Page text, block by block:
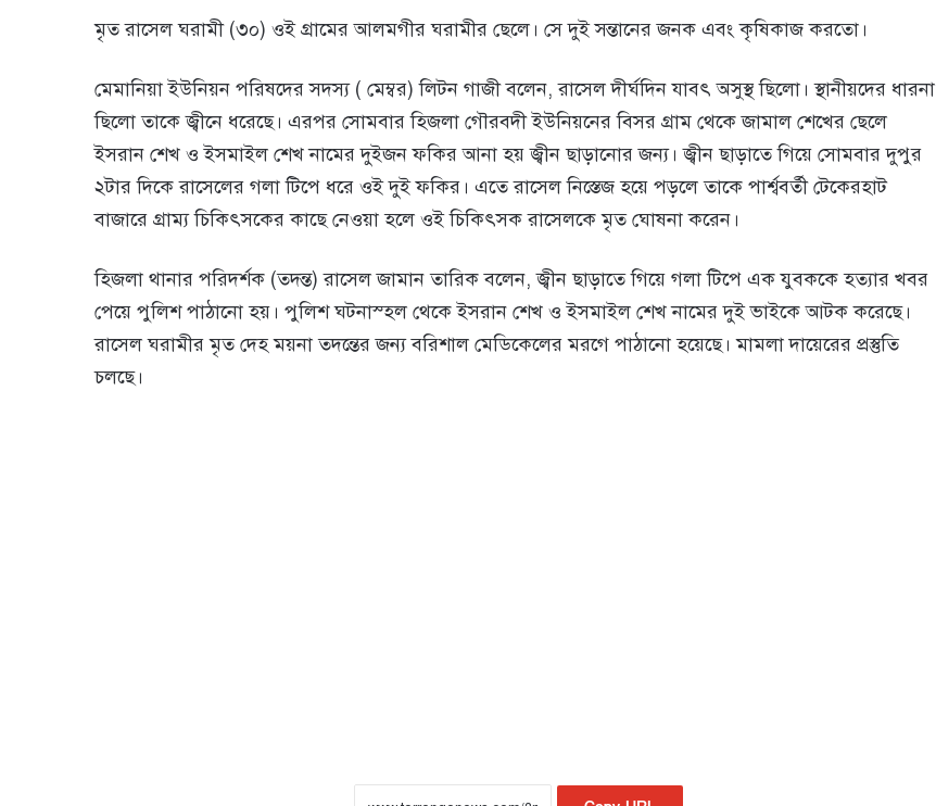
মৃত রা‌সেল ঘরামী (৩০) ওই গ্রামের আলমগীর ঘরামীর ছে‌লে। সে দুই সন্তা‌নের জনক এবং কৃ‌ষিকাজ কর‌তো।
মেমা‌নিয়া ইউ‌নিয়‌ন প‌রিষ‌দের সদস‌্য ( মেম্বর) লিটন গাজী ব‌লেন, রা‌সেল দীর্ঘদিন যাবৎ অসুস্থ ছি‌লো। স্থানীয়‌দের ধারনা
ছি‌লো তাকে জ্বী‌নে ধ‌রে‌ছে। এরপর সোমবার হিজলা গৌরবদী ইউ‌নিয়‌নের বিসর গ্রাম থে‌কে জামাল শে‌খের ছে‌লে
ইসরান শেখ ও ইসমাইল শেখ‌ না‌মের দুইজন ফ‌কির আনা হয় জ্বীন ছাড়া‌নোর জন‌্য। জ্বীন ছাড়া‌তে গি‌য়ে সোমবার দুপুর
২টার দিকে রা‌সে‌লের গলা টি‌পে ধ‌রে ওই দুই ফ‌কির। এতে রা‌সেল নিস্তেজ হ‌য়ে পড়‌লে তা‌কে পার্শ্ববর্তী টে‌কেরহাট
বাজা‌রে গ্রাম‌্য চি‌কিৎস‌কের কা‌ছে নেওয়া হ‌লে ওই চিকিৎসক রা‌সেল‌কে মৃত ঘোষনা ক‌রেন।
হিজলা থানার প‌রিদর্শক (তদন্ত) রাসেল জামান তা‌রিক ব‌লেন, জ্বীন ছাড়া‌তে গি‌য়ে গলা টি‌পে এক যুবককে হত‌্যার খবর
পেয়ে পুলিশ পাঠানো হয়। পুলিশ ঘটনাস্হল থেকে ইসরান শেখ ও ইসমাইল শেখ নামের দুই ভাইকে আটক করেছে।
রাসেল ঘরামীর মৃত দেহ ময়না তদন্তের জন্য বরিশাল মেডিকেলের মরগে পাঠানো হয়েছে। মামলা দায়েরের প্রস্তুতি
চলছে।